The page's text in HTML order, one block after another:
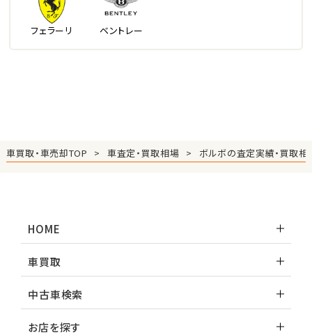
フェラーリ ベントレー
車買取・車売却TOP 車査定・買取相場 ボルボの査定実績・買取相
HOME
車買取
中古車検索
お店を探す